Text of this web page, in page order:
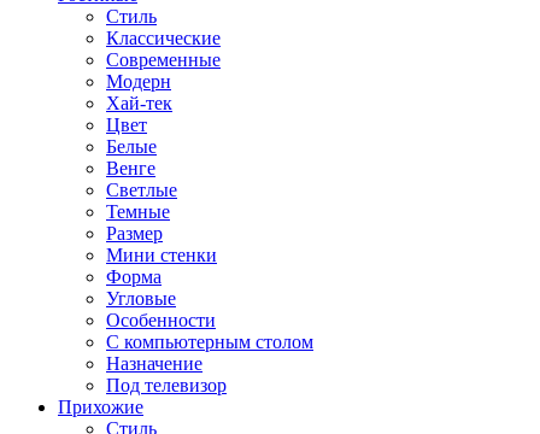
Стиль
Классические
Современные
Модерн
Хай-тек
Цвет
Белые
Венге
Светлые
Темные
Размер
Мини стенки
Форма
Угловые
Особенности
С компьютерным столом
Назначение
Под телевизор
Прихожие
Стиль